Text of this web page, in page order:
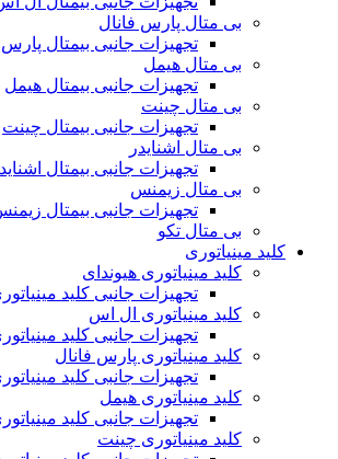
بی متال پارس فانال
تجهیزات جانبی بیمتال پارس
بی متال هیمل
تجهیزات جانبی بیمتال هیمل
بی متال چینت
تجهیزات جانبی بیمتال چینت
بی متال اشنایدر
تجهیزات جانبی بیمتال
بی متال زیمنس
تجهیزات جانبی بیمتال
بی متال تکو
کلید مینیاتوری
کلید مینیاتوری هیوندای
تجهیزات جانبی کلید
کلید مینیاتوری ال اس
تجهیزات جانبی کلید
کلید مینیاتوری پارس فانال
تجهیزات جانبی کلید
کلید مینیاتوری هیمل
تجهیزات جانبی کلید
کلید مینیاتوری چینت